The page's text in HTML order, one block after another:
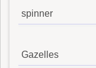
spinner
Gazelles